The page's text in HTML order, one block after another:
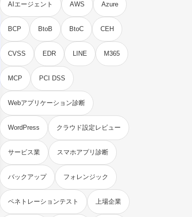
AIエージェント AWS Azure
BCP BtoB BtoC CEH
CVSS EDR LINE M365
MCP PCI DSS
Webアプリケーション診断
WordPress クラウド設定レビュー
サービス業 スマホアプリ診断
バックアップ フォレンジック
ペネトレーションテスト 上場企業